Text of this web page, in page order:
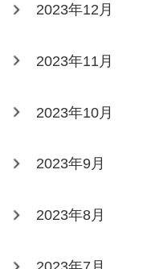
2023年12月
2023年11月
2023年10月
2023年9月
2023年8月